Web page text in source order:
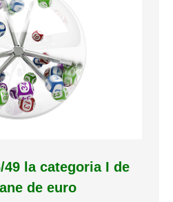
la categoria I de
de euro